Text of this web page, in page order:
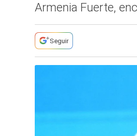
Armenia Fuerte,
Seguir